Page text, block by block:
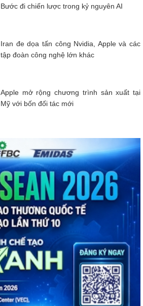
Bước đi chiến lược trong kỷ nguyên AI
Iran đe dọa tấn công Nvidia, Apple và các
tập đoàn công nghệ lớn khác
Apple mở rộng chương trình sản xuất tại
Mỹ với bốn đối tác mới